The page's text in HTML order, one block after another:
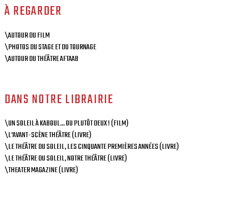
À REGARDER
\AUTOUR DU FILM
\PHOTOS DU STAGE ET DU TOURNAGE
\AUTOUR DU THÉÂTRE AFTAAB
DANS NOTRE LIBRAIRIE
\UN SOLEIL À KABOUL... OU PLUTÔT DEUX ! (FILM)
\L'AVANT-SCÈNE THÉÂTRE (LIVRE)
\LE THÉÂTRE DU SOLEIL, LES CINQUANTE PREMIÈRES ANNÉES (LIVRE)
\LE THÉÂTRE DU SOLEIL, NOTRE THÉÂTRE (LIVRE)
\THEATER MAGAZINE (LIVRE)